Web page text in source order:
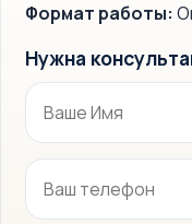
Формат работы:
Нужна